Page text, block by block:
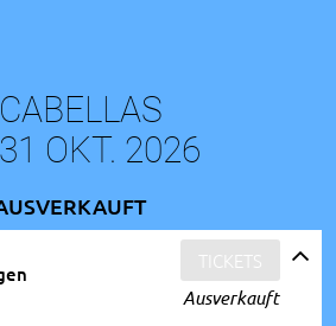
OKT. 2026
Ausverkauft
TICKETS